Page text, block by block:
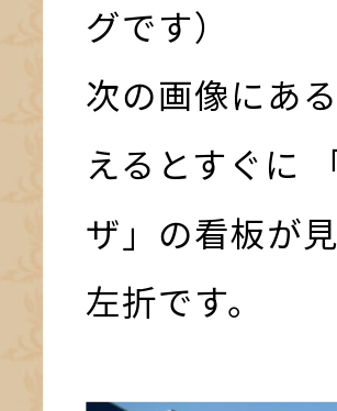
グです）
次の画像にあ
えるとすぐに
ザ」の看板が
左折です。